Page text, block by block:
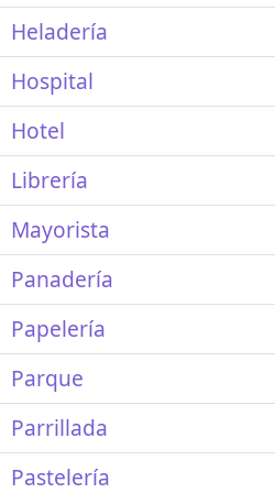
Heladería
Hospital
Hotel
Librería
Mayorista
Panadería
Papelería
Parque
Parrillada
Pastelería